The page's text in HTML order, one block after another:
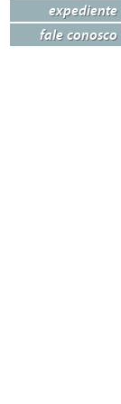
expediente
fale conosco